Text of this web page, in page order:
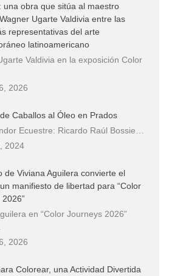
una obra que sitúa al maestro
Ugarte Valdivia entre las
representativas del arte
latinoamericano
Valdivia en la exposición Color
2026
Caballos al Óleo en Prados
Ecuestre: Ricardo Raúl Bossie…
2024
de Viviana Aguilera convierte el
manifiesto de libertad para “Color
en “Color Journeys 2026”
2026
Colorear, una Actividad Divertida